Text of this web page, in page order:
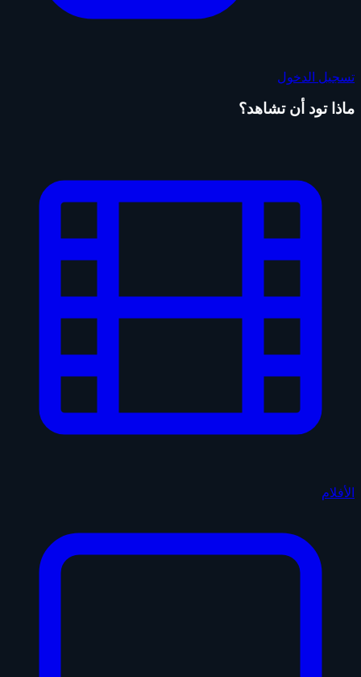
تسجيل الدخول
ماذا تود أن تشاهد؟
الأفلام